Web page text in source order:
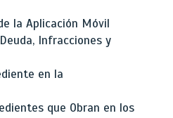
la Aplicación Móvil
Infracciones y
en la
que Obran en los